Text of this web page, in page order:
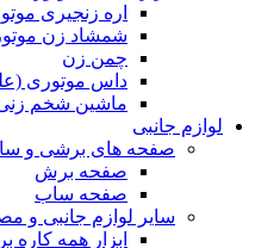
اره زنجیری
شمشاد زن
چمن زن
داس موتوری
ماشین شخم
لوازم جانبی
صفحه های برشی و
صفحه برش
صفحه ساب
سایر لوازم جانبی و
ابزار همه